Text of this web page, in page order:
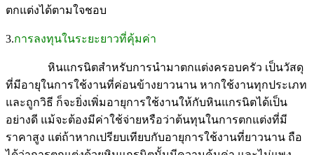
ตกแต่งได้ตามใจชอบ
3.การลงทุนในระยะยาวที่คุ้มค่า
หินแกรนิตสำหรับการนำมาตกแต่งครอบครัว เป็นวัสดุ
ที่มีอายุในการใช้งานที่ค่อนข้างยาวนาน หากใช้งานทุกประเภท
และถูกวิธี ก็จะยิ่งเพิ่มอายุการใช้งานให้กับหินแกรนิตได้เป็น
อย่างดี แม้จะต้องมีค่าใช้จ่ายหรือว่าต้นทุนในการตกแต่งที่มี
ราคาสูง แต่ถ้าหากเปรียบเทียบกับอายุการใช้งานที่ยาวนาน ถือ